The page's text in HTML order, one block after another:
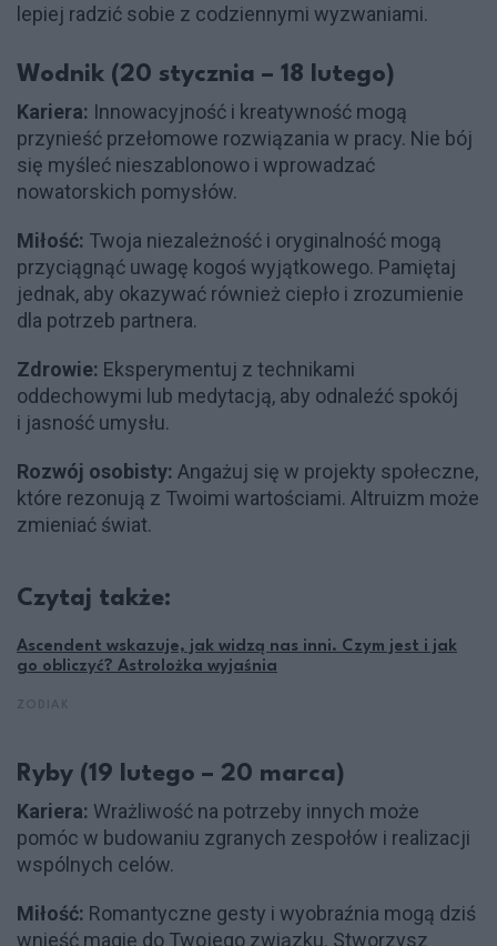
lepiej radzić sobie z codziennymi wyzwaniami.
Wodnik (20 stycznia – 18 lutego)
Kariera: Innowacyjność i kreatywność mogą
przynieść przełomowe rozwiązania w pracy. Nie bój
się myśleć nieszablonowo i wprowadzać
nowatorskich pomysłów.
Miłość: Twoja niezależność i oryginalność mogą
przyciągnąć uwagę kogoś wyjątkowego. Pamiętaj
jednak, aby okazywać również ciepło i zrozumienie
dla potrzeb partnera.
Zdrowie: Eksperymentuj z technikami
oddechowymi lub medytacją, aby odnaleźć spokój
i jasność umysłu.
Rozwój osobisty: Angażuj się w projekty społeczne,
które rezonują z Twoimi wartościami. Altruizm może
zmieniać świat.
Czytaj także:
Ascendent wskazuje, jak widzą nas inni. Czym jest i jak
go obliczyć? Astrolożka wyjaśnia
Ryby (19 lutego – 20 marca)
Kariera: Wrażliwość na potrzeby innych może
pomóc w budowaniu zgranych zespołów i realizacji
wspólnych celów.
Miłość: Romantyczne gesty i wyobraźnia mogą dziś
wnieść magię do Twojego związku. Stworzysz